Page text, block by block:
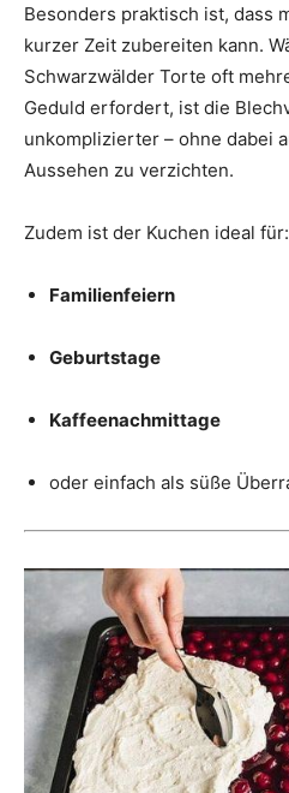
Besonders praktisch ist, dass
kurzer Zeit zubereiten kann.
Schwarzwälder Torte oft
Geduld erfordert, ist die
unkomplizierter – ohne dabei
Aussehen zu verzichten.
Zudem ist der Kuchen ideal für:
Familienfeiern
Geburtstage
Kaffeenachmittage
oder einfach als süße